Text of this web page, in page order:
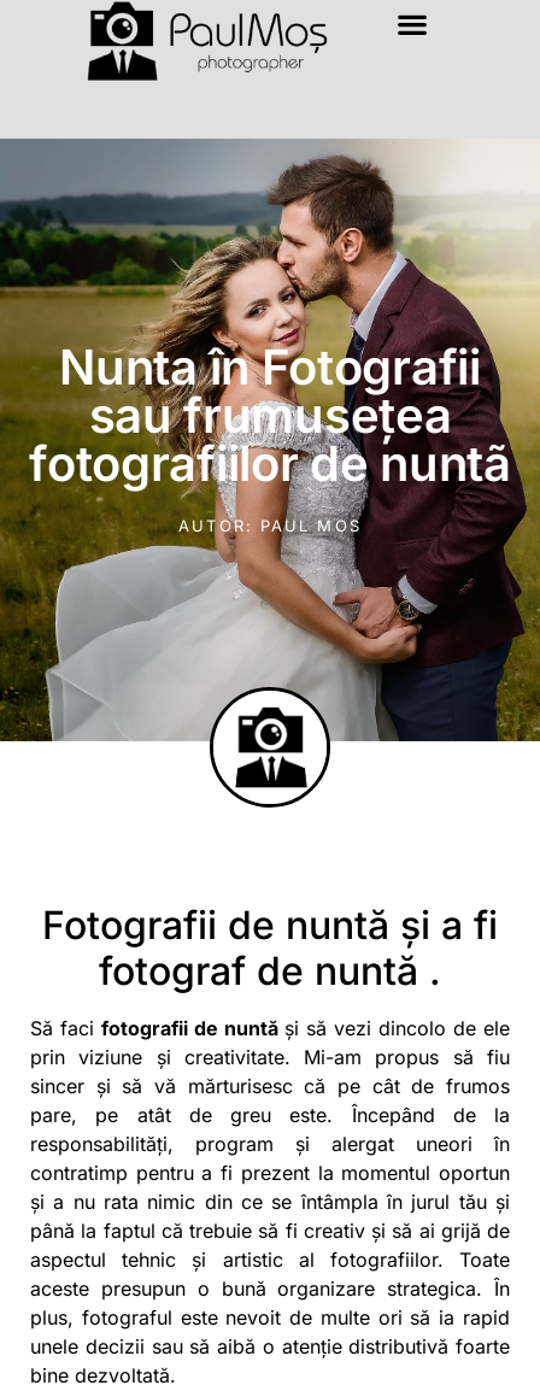
Nunta în Fotografii
sau frumusețea
fotografiilor de nuntã
AUTOR: PAUL MOS
Fotografii de nuntă și a fi
fotograf de nuntă .
Să faci fotografii de nuntă și să vezi dincolo de ele
prin viziune și creativitate. Mi-am propus să fiu
sincer și să vă mărturisesc că pe cât de frumos
pare, pe atât de greu este. Începând de la
responsabilități, program și alergat uneori în
contratimp pentru a fi prezent la momentul oportun
și a nu rata nimic din ce se întâmpla în jurul tău și
până la faptul că trebuie să fi creativ și să ai grijă de
aspectul tehnic și artistic al fotografiilor. Toate
aceste presupun o bună organizare strategica. În
plus, fotograful este nevoit de multe ori să ia rapid
unele decizii sau să aibă o atenție distributivă foarte
bine dezvoltată.